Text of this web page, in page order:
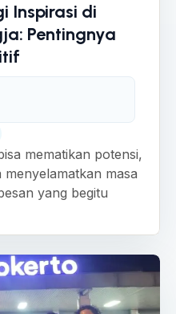
Inspirasi di
Pentingnya
mematikan potensi,
masa
yang begitu